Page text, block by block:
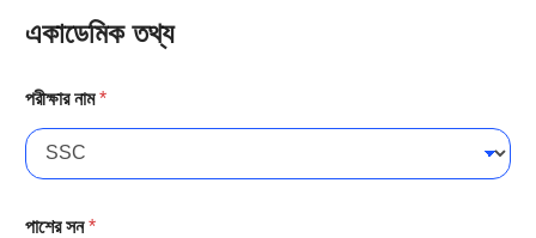
একাডেমিক তথ্য
পরীক্ষার নাম*
পাশের সন*